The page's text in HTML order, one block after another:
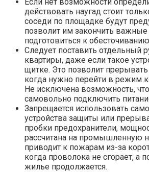
действовать наугад стоит
соседи по площадке будут
позволит им закончить
подготовиться к
Следует поставить отдельный
квартиры, даже если такое
щитке. Это позволит прерывать
когда нужно перейти в режим
Не исключена возможность,
самовольно подключить
Запрещается использовать
устройства защиты или
пробки предохранители,
рассчитана на промышленную
приводит к пожарам из-за
когда проволока не сгорает, а
жилье продолжается.